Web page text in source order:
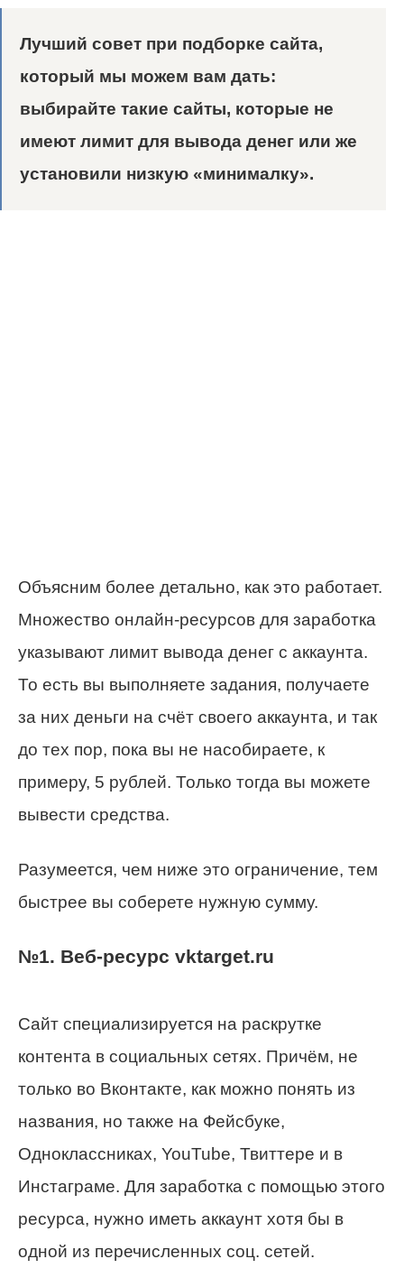
Лучший совет при подборке сайта,
который мы можем вам дать:
выбирайте такие сайты, которые не
имеют лимит для вывода денег или же
установили низкую «минималку».
Объясним более детально, как это работает.
Множество онлайн-ресурсов для заработка
указывают лимит вывода денег с аккаунта.
То есть вы выполняете задания, получаете
за них деньги на счёт своего аккаунта, и так
до тех пор, пока вы не насобираете, к
примеру, 5 рублей. Только тогда вы можете
вывести средства.
Разумеется, чем ниже это ограничение, тем
быстрее вы соберете нужную сумму.
№1. Веб-ресурс vktarget.ru
Сайт специализируется на раскрутке
контента в социальных сетях. Причём, не
только во Вконтакте, как можно понять из
названия, но также на Фейсбуке,
Одноклассниках, YouTube, Твиттере и в
Инстаграме. Для заработка с помощью этого
ресурса, нужно иметь аккаунт хотя бы в
одной из перечисленных соц. сетей.